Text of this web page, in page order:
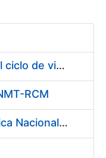
Contratación de Servicio de consultoría para implantación por fases de un sistema de gestión del ciclo de vida de las aplicaciones en el área de desarrollo de CERES (Fase 1).
RCM
Servicio de Mantenimiento (preventivo, correctivo y legal) de los Aparatos Elevadores de la Fábrica Nacional de Moneda y Timbre-Real Casa de la Moneda, en Madrid.